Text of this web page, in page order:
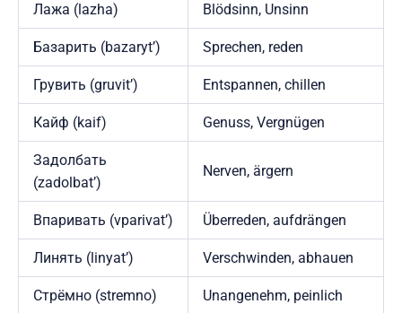
Лажа (lazha) Blödsinn, Unsinn
Базарить (bazaryt’) Sprechen, reden
Грувить (gruvit’) Entspannen, chillen
Кайф (kaif) Genuss, Vergnügen
Задолбать
(zadolbat’)
Nerven, ärgern
Впаривать (vparivat’) Überreden, aufdrängen
Линять (linyat’) Verschwinden, abhauen
Стрёмно (stremno) Unangenehm, peinlich